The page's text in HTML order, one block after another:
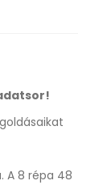
A 8 répa 48